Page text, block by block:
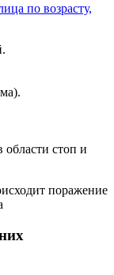
по возрасту,
области стоп и